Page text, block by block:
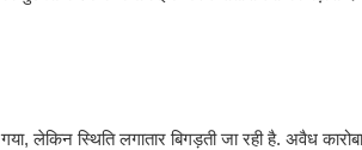
स्थिति लगातार बिगड़ती जा रही है. अवैध